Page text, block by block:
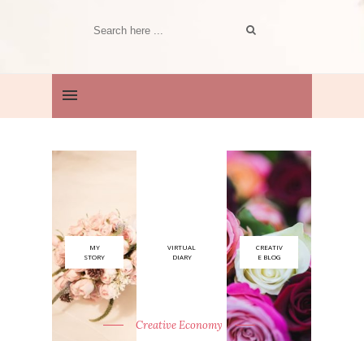
MY
STORY
VIRTUAL
DIARY
CREATIV
E BLOG
Creative Economy